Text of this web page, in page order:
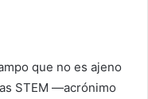
que no es ajeno
STEM —acrónimo